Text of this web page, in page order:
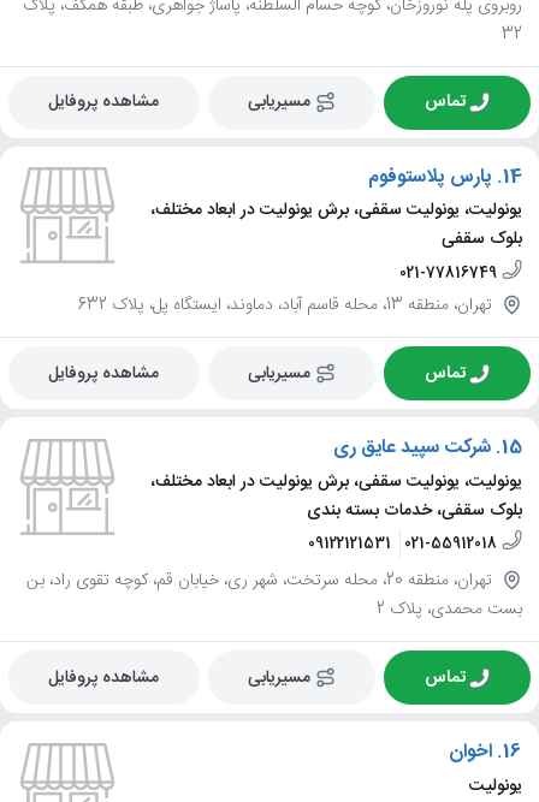
32
تماس مسیریابی مشاهده پروفایل
14. پارس پلاستوفوم
یونولیت، یونولیت سقفی، برش یونولیت در ابعاد مختلف،
بلوک سقفی
021-77816749
تهران، منطقه 13، محله قاسم آباد، دماوند، ایستگاه پل، پلاک 632
تماس مسیریابی مشاهده پروفایل
15. شرکت سپید عایق ری
یونولیت، یونولیت سقفی، برش یونولیت در ابعاد مختلف،
بلوک سقفی، خدمات بسته بندی
021-55912018
09122121531
تهران، منطقه 20، محله سرتخت، شهر ری، خیابان قم، کوچه تقوی راد، بن
بست محمدی، پلاک 2
تماس مسیریابی مشاهده پروفایل
16. اخوان
یونولیت